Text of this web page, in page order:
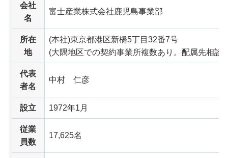
会社
名
富士産業株式会社鹿児島事業部
所在
地
(本社)東京都港区新橋5丁目32番7号
(大隅地区での契約事業所複数あり。配属先相談
代表
者名
中村 仁彦
設立 1972年1月
従業
員数
17,625名